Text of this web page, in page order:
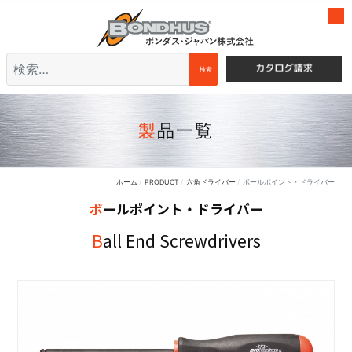
検索
検索
製品一覧
ホーム PRODUCT 六角ドライバー ボールポイント・ドライバー
ボールポイント・ドライバー
Ball End Screwdrivers